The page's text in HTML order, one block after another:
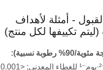
- أمثلة لأهداف
تكييفها لكل منتج)
≥0.005 جم·م⁻²·يوم⁻¹ للغطاء المعدني; <0.001